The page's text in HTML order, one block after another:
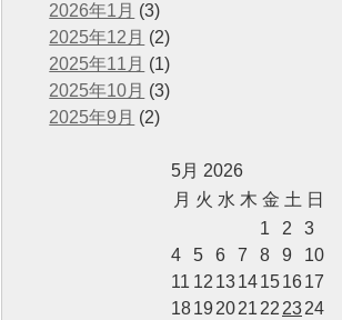
2026年1月 (3)
2025年12月 (2)
2025年11月 (1)
2025年10月 (3)
2025年9月 (2)
5月 2026
月 火 水 木 金 土 日
1 2
3
4
5 6 7 8 9
10
11 12 1314151617
1819 2021 22 2324